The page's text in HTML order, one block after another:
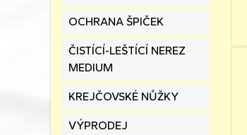
OCHRANA ŠPIČEK
ČISTÍCÍ-LEŠTÍCÍ NEREZ
MEDIUM
KREJČOVSKÉ NŮŽKY
VÝPRODEJ